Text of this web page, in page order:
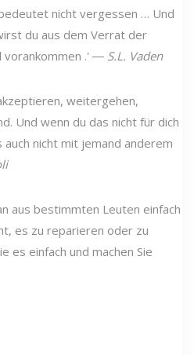
nicht vergessen … Und
du aus dem Verrat der
vorankommen .' ― S.L. Vaden
weitergehen,
Und wenn du das nicht für dich
nicht mit jemand anderem
aus bestimmten Leuten einfach
es zu reparieren oder zu
es einfach und machen Sie